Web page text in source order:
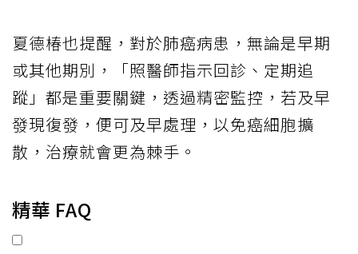
夏德椿也提醒，對於肺癌病患，無論是早期
或其他期別，「照醫師指示回診、定期追
蹤」都是重要關鍵，透過精密監控，若及早
發現復發，便可及早處理，以免癌細胞擴
散，治療就會更為棘手。
精華 FAQ